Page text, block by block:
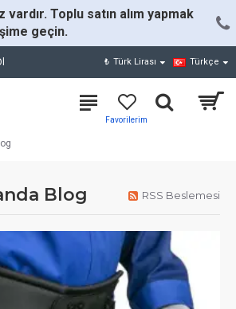
vardır. Toplu satın alım yapmak
geçin.
₺ Türk Lirası Türkçe
Blog RSS Beslemesi